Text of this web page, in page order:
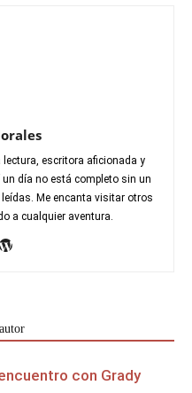
escritora aficionada y
día no está completo sin un
Me encanta visitar otros
a cualquier aventura.
con Grady